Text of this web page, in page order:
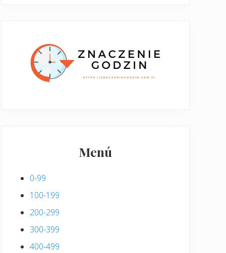
Menú
0-99
100-199
200-299
300-399
400-499